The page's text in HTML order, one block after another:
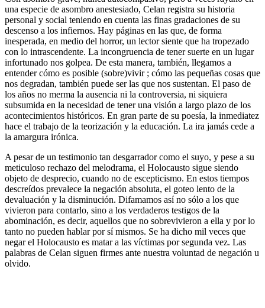
una especie de asombro anestesiado, Celan registra su historia
personal y social teniendo en cuenta las finas gradaciones de su
descenso a los infiernos. Hay páginas en las que, de forma
inesperada, en medio del horror, un lector siente que ha tropezado
con lo intrascendente. La incongruencia de tener suerte en un lugar
infortunado nos golpea. De esta manera, también, llegamos a
entender cómo es posible (sobre)vivir ; cómo las pequeñas cosas que
nos degradan, también puede ser las que nos sustentan. El paso de
los años no merma la ausencia ni la controversia, ni siquiera
subsumida en la necesidad de tener una visión a largo plazo de los
acontecimientos históricos. En gran parte de su poesía, la inmediatez
hace el trabajo de la teorización y la educación. La ira jamás cede a
la amargura irónica.
A pesar de un testimonio tan desgarrador como el suyo, y pese a su
meticuloso rechazo del melodrama, el Holocausto sigue siendo
objeto de desprecio, cuando no de escepticismo. En estos tiempos
descreídos prevalece la negación absoluta, el goteo lento de la
devaluación y la disminución. Difamamos así no sólo a los que
vivieron para contarlo, sino a los verdaderos testigos de la
abominación, es decir, aquellos que no sobrevivieron a ella y por lo
tanto no pueden hablar por sí mismos. Se ha dicho mil veces que
negar el Holocausto es matar a las víctimas por segunda vez. Las
palabras de Celan siguen firmes ante nuestra voluntad de negación u
olvido.